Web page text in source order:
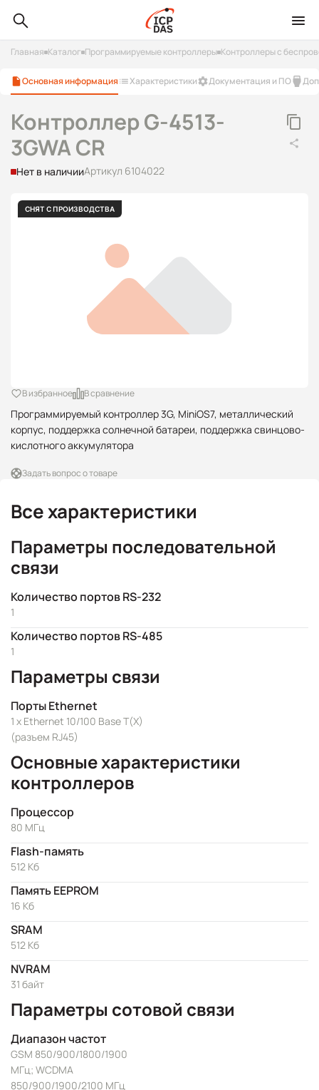
Главная Каталог Программируемые контроллеры Контроллеры с
Основная информация Характеристики Документация и ПО
Контроллер G-4513-
3GWA CR
Нет в наличииАртикул 6104022
СНЯТ С ПРОИЗВОДСТВА
Программируемый контроллер 3G, MiniOS7, металлический
корпус, поддержка солнечной батареи, поддержка свинцово-
кислотного аккумулятора
В избранное В сравнение
Задать вопрос о товаре
Все характеристики
Параметры последовательной
связи
Количество портов RS-232
1
Количество портов RS-485
1
Параметры связи
Порты Ethernet
1 x Ethernet 10/100 Base T(X)
(разъем RJ45)
Основные характеристики
контроллеров
Процессор
80 МГц
Flash-память
512 Кб
Память EEPROM
16 Кб
SRAM
512 Kб
NVRAM
31 байт
Параметры сотовой связи
Диапазон частот
GSM 850/900/1800/1900
МГц; WCDMA
850/900/1900/2100 МГц